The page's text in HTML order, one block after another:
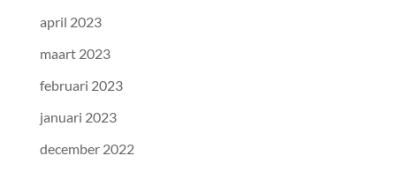
april 2023
maart 2023
februari 2023
januari 2023
december 2022